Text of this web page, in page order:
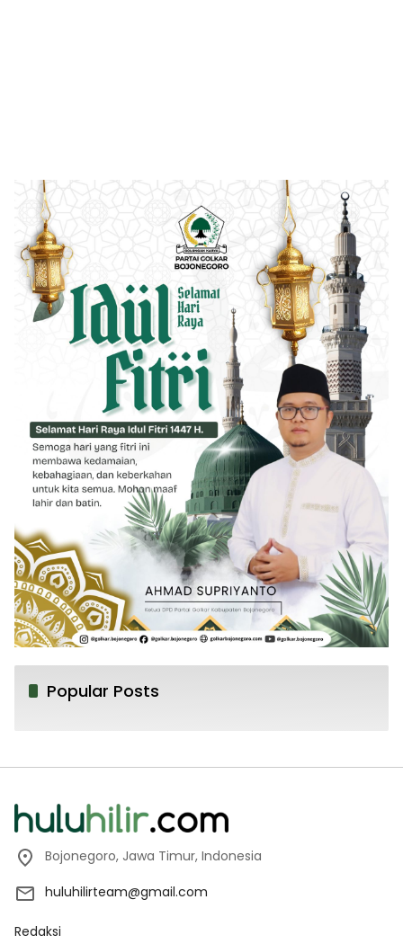
Popular Posts
Bojonegoro, Jawa Timur, Indonesia
huluhilirteam@gmail.com
Redaksi